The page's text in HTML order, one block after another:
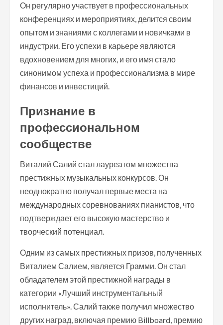
Он регулярно участвует в профессиональных
конференциях и мероприятиях, делится своим
опытом и знаниями с коллегами и новичками в
индустрии. Его успехи в карьере являются
вдохновением для многих, и его имя стало
синонимом успеха и профессионализма в мире
финансов и инвестиций.
Признание в
профессиональном
сообществе
Виталий Салий стал лауреатом множества
престижных музыкальных конкурсов. Он
неоднократно получал первые места на
международных соревнованиях пианистов, что
подтверждает его высокую мастерство и
творческий потенциал.
Одним из самых престижных призов, полученных
Виталием Салием, является Грамми. Он стал
обладателем этой престижной награды в
категории «Лучший инструментальный
исполнитель». Салий также получил множество
других наград, включая премию Billboard, премию